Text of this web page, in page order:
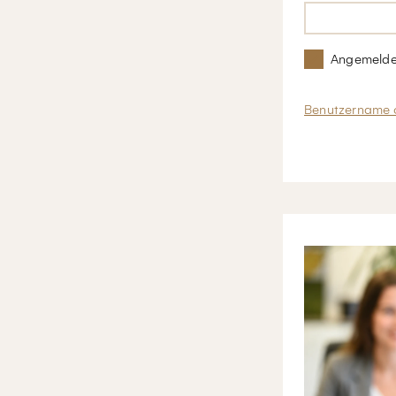
Benutzername